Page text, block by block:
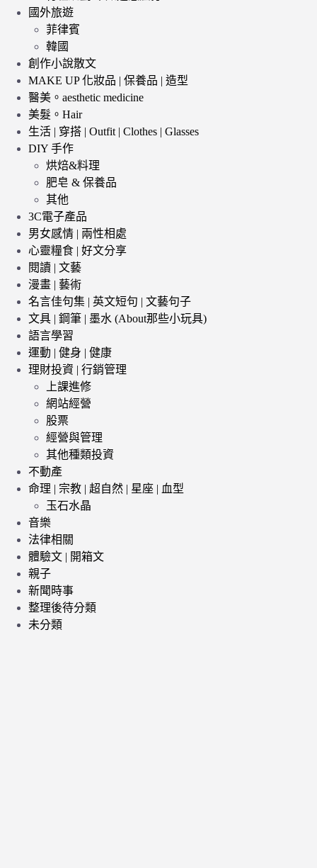
國外旅遊
菲律賓
韓國
創作小說散文
MAKE UP 化妝品 | 保養品 | 造型
醫美。aesthetic medicine
美髮。Hair
生活 | 穿搭 | Outfit | Clothes | Glasses
DIY 手作
烘焙&料理
肥皂 & 保養品
其他
3C電子產品
男女感情 | 兩性相處
心靈糧食 | 好文分享
閱讀 | 文藝
漫畫 | 藝術
名言佳句集 | 英文短句 | 文藝句子
文具 | 鋼筆 | 墨水 (About那些小玩具)
語言學習
運動 | 健身 | 健康
理財投資 | 行銷管理
上課進修
網站經營
股票
經營與管理
其他種類投資
不動產
命理 | 宗教 | 超自然 | 星座 | 血型
玉石水晶
音樂
法律相關
體驗文 | 開箱文
親子
新聞時事
整理後待分類
未分類